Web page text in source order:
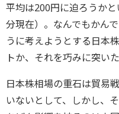
平均は200円に迫ろうか
分現在）。なんでもかん
うに考えようとする日本
トか、それを巧みに突い
日本株相場の重石は貿易
いないとして、しかし、